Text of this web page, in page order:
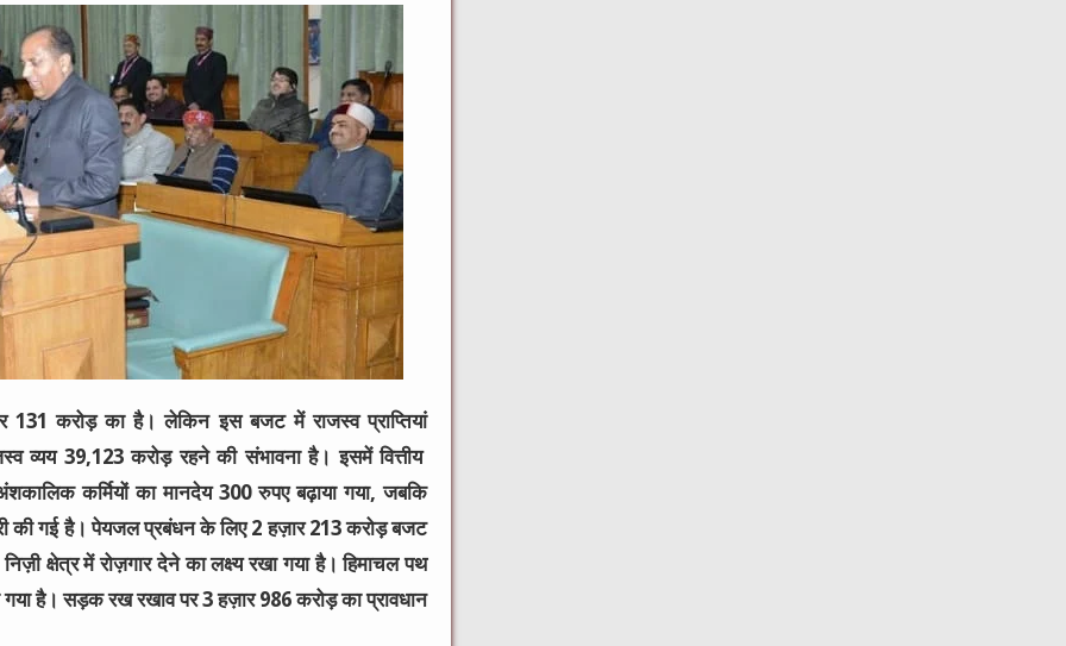
131 करोड़ का है। लेकिन इस बजट में राजस्व प्राप्तियां
व्यय 39,123 करोड़ रहने की संभावना है। इसमें वित्तीय
कर्मियों का मानदेय 300 रुपए बढ़ाया गया, जबकि
की गई है। पेयजल प्रबंधन के लिए 2 हज़ार 213 करोड़ बजट
क्षेत्र में रोज़गार देने का लक्ष्य रखा गया है। हिमाचल पथ
गया है। सड़क रख रखाव पर 3 हज़ार 986 करोड़ का प्रावधान